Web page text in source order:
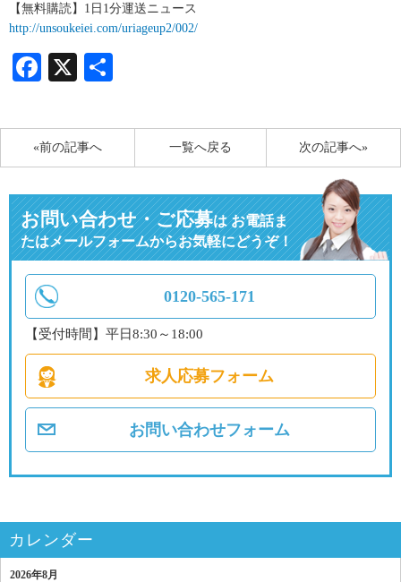
【無料購読】1日1分運送ニュース
http://unsoukeiei.com/uriageup2/002/
Facebook
X
«前の記事へ 次の記事へ»
一覧へ戻る
お問い合わせ・ご応募はお電話ま
たはメールフォームからお気軽にどうぞ！
0120-565-171
【受付時間】平日8:30～18:00
求人応募フォーム
お問い合わせフォーム
カレンダー
2026年8月